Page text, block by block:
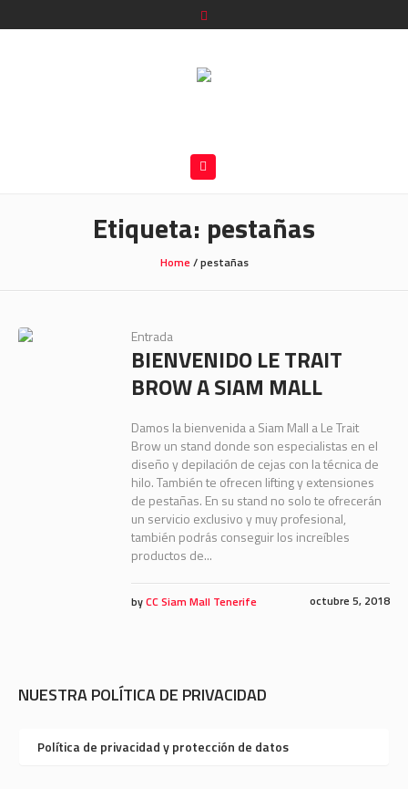
Etiqueta: pestañas
Home/pestañas
Entrada
BIENVENIDO LE TRAIT
BROW A SIAM MALL
Damos la bienvenida a Siam Mall a Le Trait
Brow un stand donde son especialistas en el
diseño y depilación de cejas con la técnica de
hilo. También te ofrecen lifting y extensiones
de pestañas. En su stand no solo te ofrecerán
un servicio exclusivo y muy profesional,
también podrás conseguir los increíbles
productos de...
octubre 5, 2018
byCC Siam Mall Tenerife
NUESTRA POLÍTICA DE PRIVACIDAD
Política de privacidad y protección de datos